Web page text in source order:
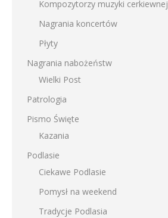
Kompozytorzy muzyki cerkiewnej
Nagrania koncertów
Płyty
Nagrania nabożeństw
Wielki Post
Patrologia
Pismo Święte
Kazania
Podlasie
Ciekawe Podlasie
Pomysł na weekend
Tradycje Podlasia